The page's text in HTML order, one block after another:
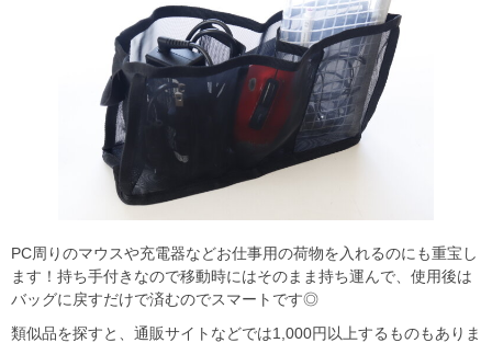
PC周りのマウスや充電器などお仕事用の荷物を入れるのにも重宝し
ます！持ち手付きなので移動時にはそのまま持ち運んで、使用後は
バッグに戻すだけで済むのでスマートです◎
類似品を探すと、通販サイトなどでは1,000円以上するものもありま